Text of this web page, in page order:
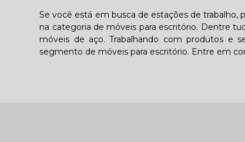
Se você está em busca de estações de trabalho,
na categoria de móveis para escritório. Dentre
móveis de aço. Trabalhando com produtos e
segmento de móveis para escritório. Entre em